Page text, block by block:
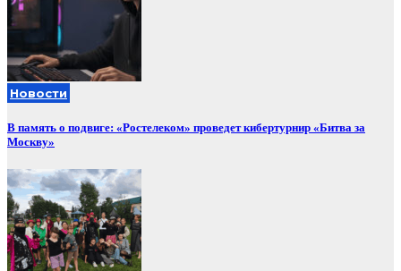
Новости
В память о подвиге: «Ростелеком» проведет кибертурнир «Битва за
Москву»